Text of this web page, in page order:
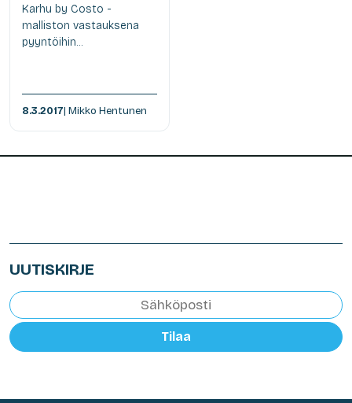
Karhu by Costo -
malliston vastauksena
pyyntöihin...
8.3.2017| Mikko Hentunen
UUTISKIRJE
Tilaa